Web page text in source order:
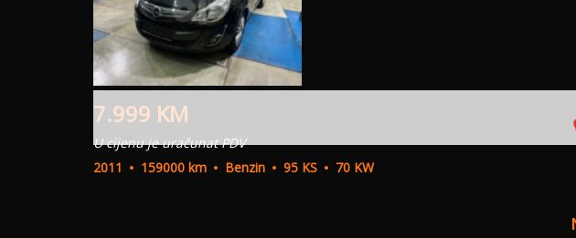
7.999 KM
U cijenu je uračunat PDV
2011
159000 km Benzin 95 KS 70 KW